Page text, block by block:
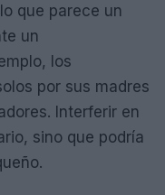
que parece un
un
los
por sus madres
Interferir en
sino que podría